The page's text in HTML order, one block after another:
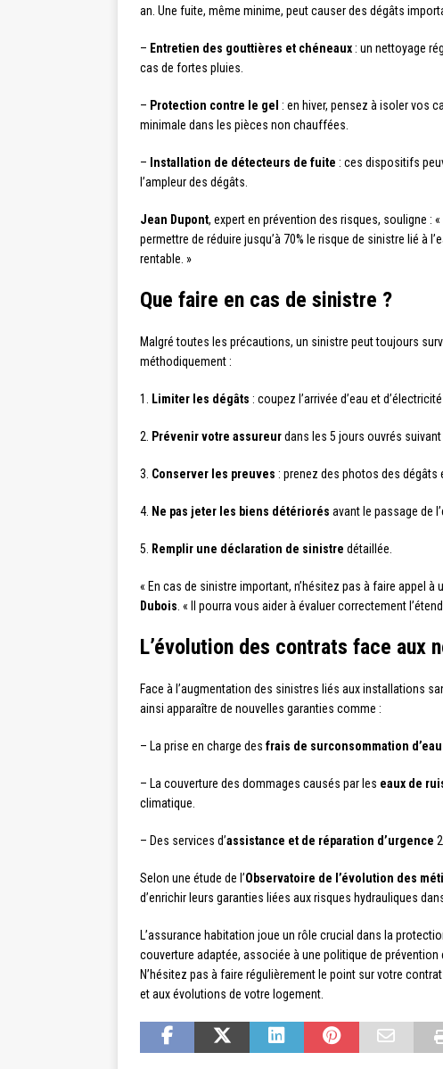
an. Une fuite, même minime, peut causer des dégâts
– Entretien des gouttières et chéneaux : un nettoyage
cas de fortes pluies.
– Protection contre le gel : en hiver, pensez à isoler vos
minimale dans les pièces non chauffées.
– Installation de détecteurs de fuite : ces dispositifs
l’ampleur des dégâts.
Jean Dupont, expert en prévention des risques, souligne :
permettre de réduire jusqu’à 70% le risque de sinistre lié à
rentable. »
Que faire en cas de sinistre ?
Malgré toutes les précautions, un sinistre peut toujours
méthodiquement :
1. Limiter les dégâts : coupez l’arrivée d’eau et
2. Prévenir votre assureurdans les 5 jours ouvrés
3. Conserver les preuves : prenez des photos des dégâts
4. Ne pas jeter les biens détériorés avant le passage de
5. Remplir une déclaration de sinistre détaillée.
« En cas de sinistre important, n’hésitez pas à faire appel à
Dubois . « Il pourra vous aider à évaluer correctement
L’évolution des contrats face aux
Face à l’augmentation des sinistres liés aux installations
ainsi apparaître de nouvelles garanties comme :
– La prise en charge des frais de surconsommation d’eau
– La couverture des dommages causés par les eaux de
climatique.
– Des services d’assistance et de réparation d’urgence
Selon une étude de l’Observatoire de l’évolution des
d’enrichir leurs garanties liées aux risques hydrauliques
L’assurance habitation joue un rôle crucial dans la
couverture adaptée, associée à une politique de
N’hésitez pas à faire régulièrement le point sur votre
et aux évolutions de votre logement.